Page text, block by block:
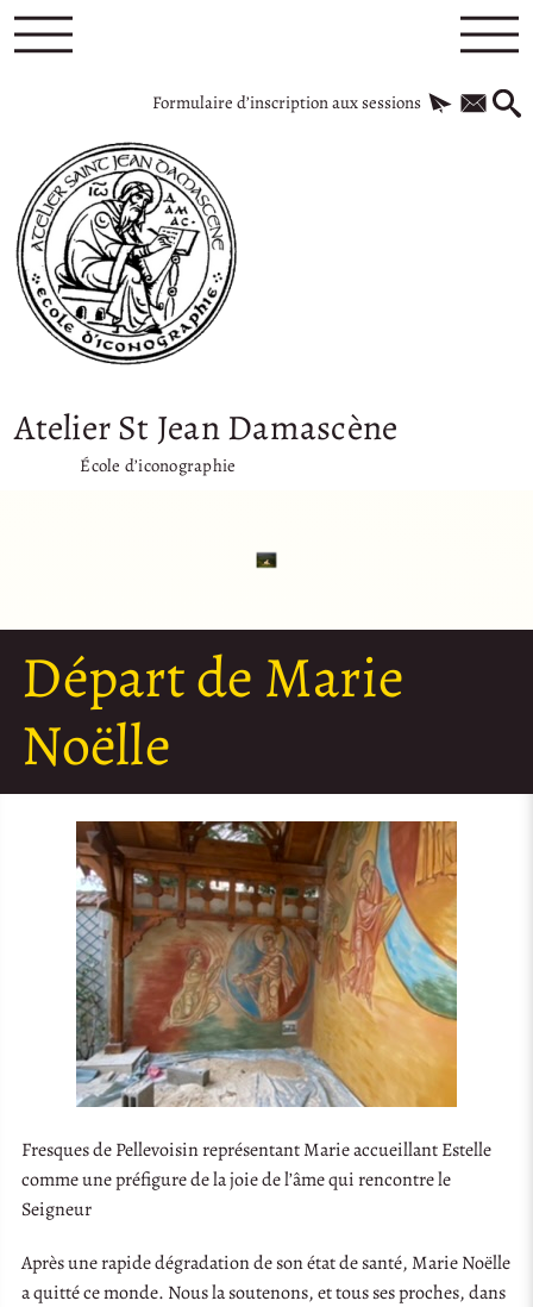
Formulaire d’inscription aux sessions
Atelier St Jean Damascène
École d’iconographie
Départ de Marie
Noëlle
Fresques de Pellevoisin représentant Marie accueillant Estelle
comme une préfigure de la joie de l’âme qui rencontre le
Seigneur
Après une rapide dégradation de son état de santé, Marie Noëlle
a quitté ce monde. Nous la soutenons, et tous ses proches, dans